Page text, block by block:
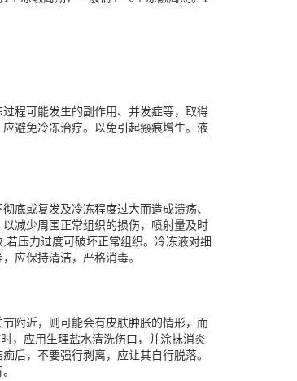
程可能发生的副作用、并发症等，取得
避免冷冻治疗。以免引起瘢痕增生。 液
底或复发及冷冻程度过大而造成溃疡、
减少周围正常组织的损伤，喷射量及时
压力过度可破坏正常组织。冷冻液对细
应保持清洁，严格消毒。
附近，则可能会有皮肤肿胀的情形，而
，应用生理盐水清洗伤口，并涂抹消炎
后，不要强行剥离，应让其自行脱落。